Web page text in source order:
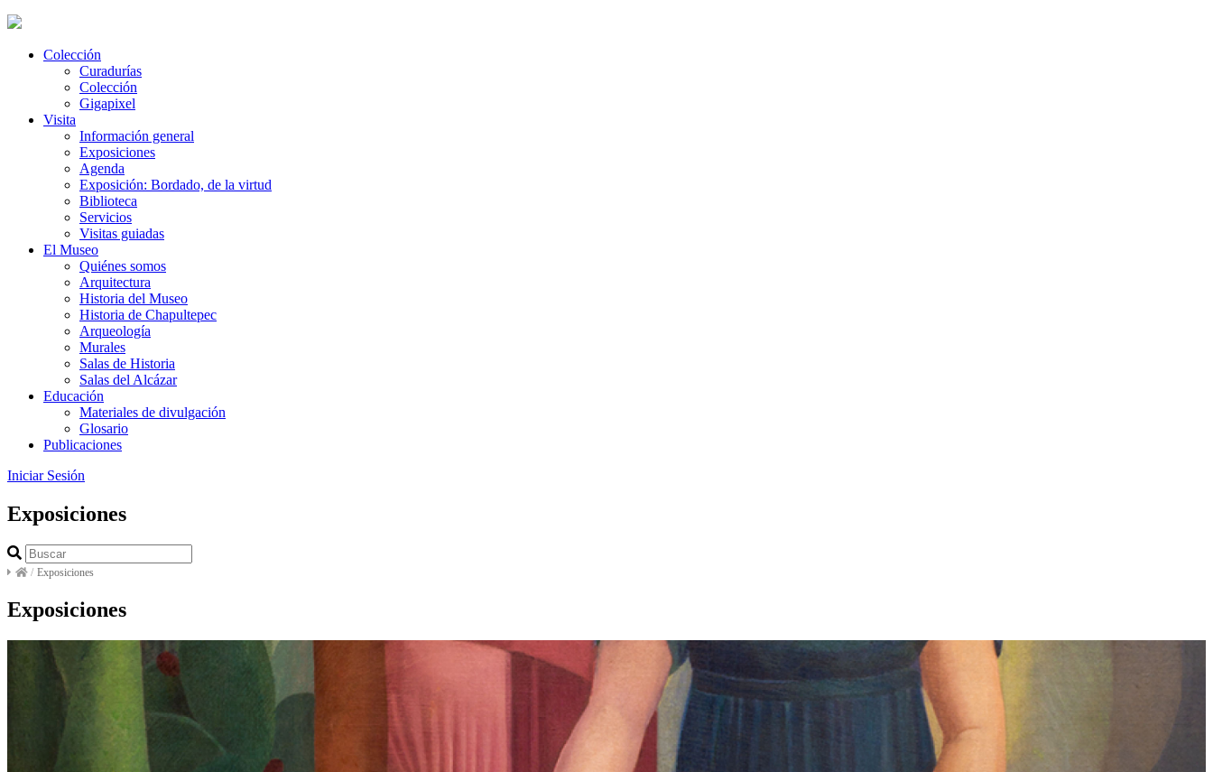
Colección
Curadurías
Colección
Gigapixel
Visita
Información general
Exposiciones
Agenda
Exposición: Bordado, de la virtud
Biblioteca
Servicios
Visitas guiadas
El Museo
Quiénes somos
Arquitectura
Historia del Museo
Historia de Chapultepec
Arqueología
Murales
Salas de Historia
Salas del Alcázar
Educación
Materiales de divulgación
Glosario
Publicaciones
Iniciar Sesión
Exposiciones
/ Exposiciones
Exposiciones